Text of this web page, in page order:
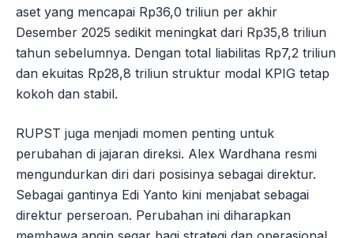
aset yang mencapai Rp36,0 triliun per akhir
Desember 2025 sedikit meningkat dari Rp35,8 triliun
tahun sebelumnya. Dengan total liabilitas Rp7,2 triliun
dan ekuitas Rp28,8 triliun struktur modal KPIG tetap
kokoh dan stabil.
RUPST juga menjadi momen penting untuk
perubahan di jajaran direksi. Alex Wardhana resmi
mengundurkan diri dari posisinya sebagai direktur.
Sebagai gantinya Edi Yanto kini menjabat sebagai
direktur perseroan. Perubahan ini diharapkan